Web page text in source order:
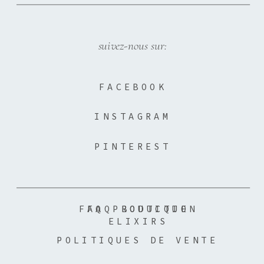
PINTEREST
INSTAGRAM
FACEBOOK
suivez-nous sur:
POLITIQUES DE VENTE
FAQ BOUTIQUE
FAQ PRODUCTION
ELIXIRS